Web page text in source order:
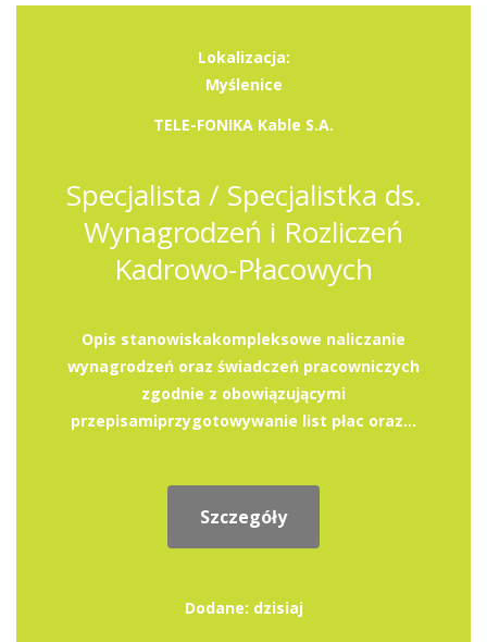
Lokalizacja:
Myślenice
TELE-FONIKA Kable S.A.
Specjalista / Specjalistka ds.
Wynagrodzeń i Rozliczeń
Kadrowo-Płacowych
Opis stanowiskakompleksowe naliczanie
wynagrodzeń oraz świadczeń pracowniczych
zgodnie z obowiązującymi
przepisamiprzygotowywanie list płac oraz...
Szczegóły
Dodane: dzisiaj